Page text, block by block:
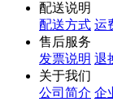
配送说明
配送方式 运
售后服务
发票说明 退
关于我们
公司简介 企